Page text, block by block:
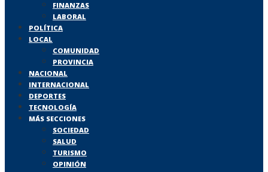
FINANZAS
LABORAL
POLÍTICA
LOCAL
COMUNIDAD
PROVINCIA
NACIONAL
INTERNACIONAL
DEPORTES
TECNOLOGÍA
MÁS SECCIONES
SOCIEDAD
SALUD
TURISMO
OPINIÓN